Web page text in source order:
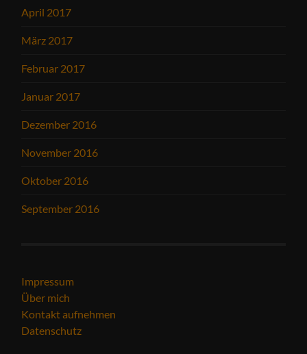
April 2017
März 2017
Februar 2017
Januar 2017
Dezember 2016
November 2016
Oktober 2016
September 2016
Impressum
Über mich
Kontakt aufnehmen
Datenschutz